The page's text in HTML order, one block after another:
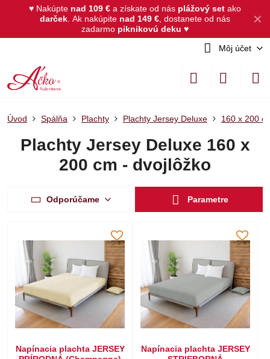
✕
♥ Nakúpte nad 109 € a získate od nás plážový set ako
darček Ak nakúpite nad 149 € , dostanete od nás
zadarmo piknikovú deku ♥
Môj účet
Úvod Spálňa Plachty Plachty Jersey Deluxe 160 x 200
Plachty Jersey Deluxe 160 x
200 cm - dvojlôžko
Odporúčame Parametre
Napínacia plachta JERSEY
Napínacia plachta JERSEY